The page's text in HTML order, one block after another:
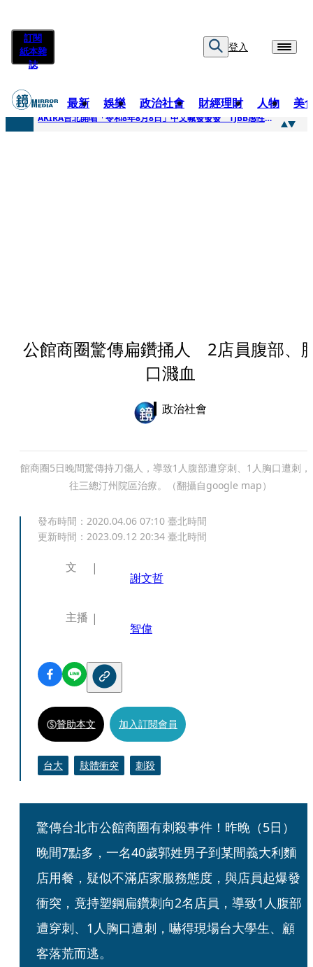
訂閱
紙本雜
誌
登入
最新 娛樂 政治社會 財經理財 人物 美
快訊
AKIRA台北開唱「令和8年8月8日」中文喊發發發 TJBB感性喊「謝謝AKIRA桑」
公館商圈驚傳扁鑽捅人 2店員腹部、
口濺血
政治社會
館商圈5日晚間驚傳持刀傷人，導致1人腹部遭穿刺、1人胸口遭刺
往三總汀州院區治療。（翻攝自google map）
發布時間： 2020.04.06 07:10 臺北時間
更新時間： 2023.09.12 20:34 臺北時間
文
謝文哲
主播
智偉
贊助本文 加入訂閱會員
台大 肢體衝突 刺殺
驚傳台北市公館商圈有刺殺事件！昨晚（5日）
晚間7點多，一名40歲郭姓男子到某間義大利麵
店用餐，疑似不滿店家服務態度，與店員起爆發
衝突，竟持塑鋼扁鑽刺向2名店員，導致1人腹部
遭穿刺、1人胸口遭刺，嚇得現場台大學生、顧
客落荒而逃。